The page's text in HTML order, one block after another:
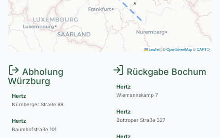
A
Leaflet|©OpenStreetMap©CARTO
Abholung
Würzburg
Hertz
Nürnberger Straße 88
Hertz
Baumhofstraße 101
Rückgabe Bochum
Hertz
Wiemannskamp 7
Hertz
Bottroper Straße 327
Hertz